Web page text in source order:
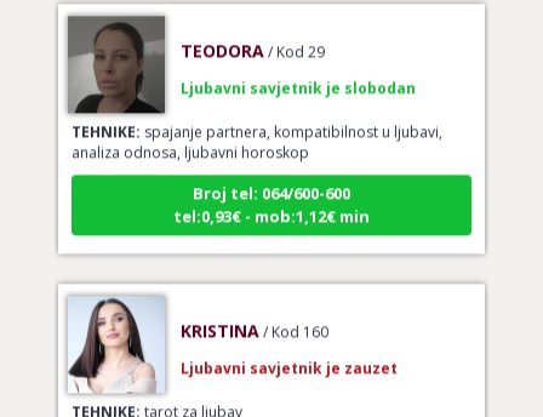
Ljubavni savjetnik je slobodan
TEHNIKE:spajanje partnera, kompatibilnost u ljubavi,
analiza odnosa, ljubavni horoskop
Broj tel: 064/600-600
tel:0,93€ - mob:1,12€ min
Ljubavni savjetnik je zauzet
TEHNIKE:tarot za ljubav